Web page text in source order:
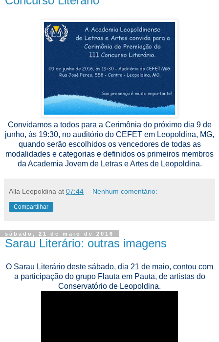
Convidamos a todos para a Cerimônia do próximo dia 9 de
junho, às 19:30, no auditório do CEFET em Leopoldina, MG,
quando serão escolhidos os vencedores de todas as
modalidades e categorias e definidos os primeiros membros
da Academia Jovem de Letras e Artes de Leopoldina.
Alla Leopoldina at 07:44 Nenhum comentário:
Compartilhar
sábado, 21 de maio de 2016
Sarau Literário: outras imagens
O Sarau Literário deste sábado, dia 21 de maio, contou com
a participação do grupo Flauta em Pauta, de artistas do
Conservatório de Leopoldina.